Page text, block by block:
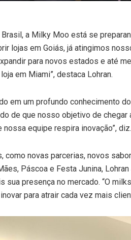
a Milky Moo está se
lojas em Goiás, já atingimos
para novos estados e até
em Miami”, destaca Lohran.
em um profundo conhecimento
de que nosso objetivo de chegar
equipe respira inovação”, diz.
como novas parcerias, novos
Páscoa e Festa Junina,
presença no mercado. “O
para atrair cada vez mais